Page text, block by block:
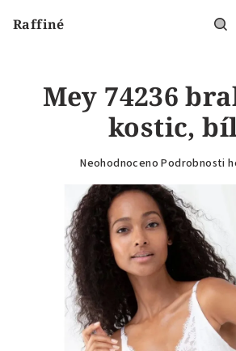
Raffiné
Mey 74236
kostic,
Průměrné
produktu
je
0,0
hvězdiček.
Neohodnoceno Podrobnosti